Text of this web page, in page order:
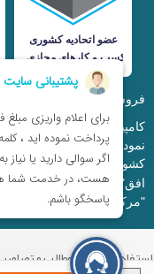
فروشگاه اینترنتی iranfso (کامپیوتر افق)
نمود و در حال حاضر به
کشور تبدیل شده است.
افق" ثبت شده است دارای
"مرکز کامپیوتر ایران" و
استفاده از تمامی مطالب و